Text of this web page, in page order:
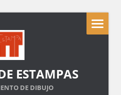
ESTAMPAS
DE DIBUJO